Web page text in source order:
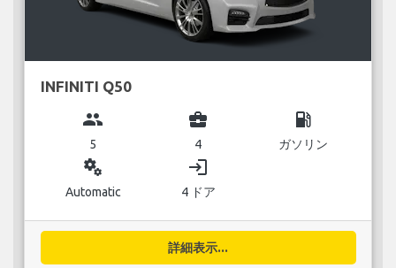
INFINITI Q50
group
5
business_center
4
local_gas_station
ガソリン
miscellaneous_services
Automatic
login
4 ドア
詳細表示...